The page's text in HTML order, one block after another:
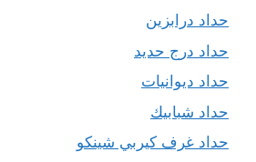
حداد درابزين
حداد درج حديد
حداد ديوانيات
حداد شبابيك
حداد غرف كيربي شينكو